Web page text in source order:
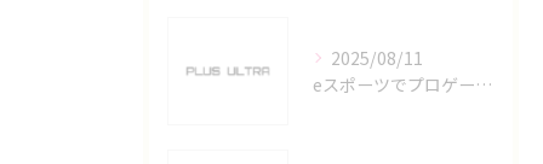
2025/08/11
eスポーツでプロゲーマーを目指す愛知県名古屋市の最新キャリアガイド